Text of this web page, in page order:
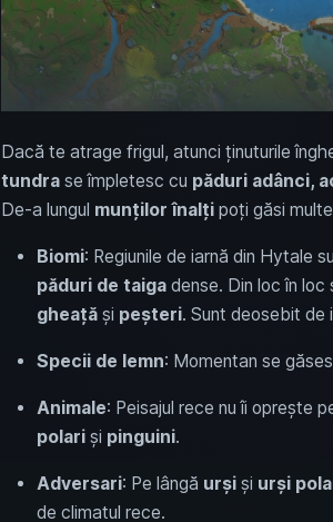
Dacă te atrage frigul, atunci ținuturile
tundrase împletesc cu păduri adânci,
De-a lungul munților înalțipoți găsi
Biomi: Regiunile de iarnă din Hytale
păduri de taigadense. Din loc în loc
gheațăși peșteri. Sunt deosebit de
Specii de lemn: Momentan se
Animale: Peisajul rece nu îi oprește
polariși pinguini.
Adversari: Pe lângă urșiși urși
de climatul rece.